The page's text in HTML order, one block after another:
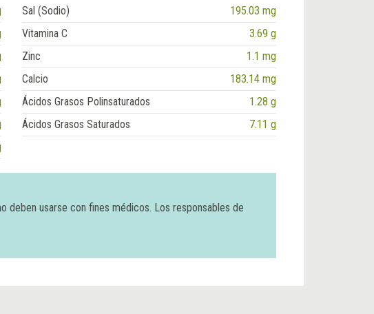
Sal (Sodio)
195.03 mg
Vitamina C
3.69 g
Zinc
1.1 mg
Calcio
183.14 mg
Ácidos Grasos Polinsaturados
1.28 g
Ácidos Grasos Saturados
7.11 g
deben usarse con fines médicos. Los responsables de